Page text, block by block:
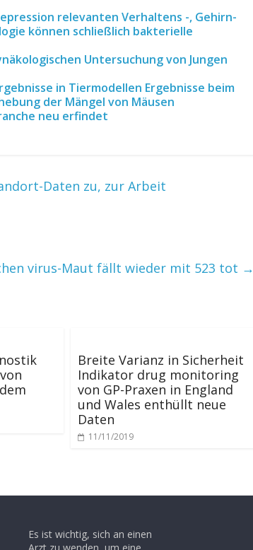
relevanten Verhaltens -, Gehirn-
können schließlich bakterielle
Untersuchung von Jungen
in Tiermodellen Ergebnisse beim
der Mängel von Mäusen
neu erfindet
Daten zu, zur Arbeit
virus-Maut fällt wieder mit 523 tot →
Breite Varianz in Sicherheit
Indikator drug monitoring
von GP-Praxen in England
und Wales enthüllt neue
Daten
11/11/2019
Es ist wichtig, sich an einen